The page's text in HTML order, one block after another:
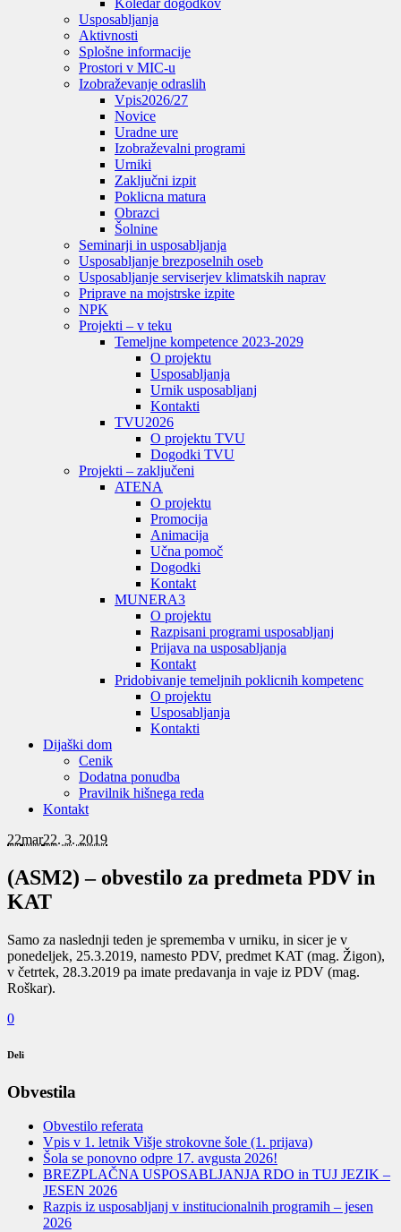
Koledar dogodkov
Usposabljanja
Aktivnosti
Splošne informacije
Prostori v MIC-u
Izobraževanje odraslih
Vpis2026/27
Novice
Uradne ure
Izobraževalni programi
Urniki
Zaključni izpit
Poklicna matura
Obrazci
Šolnine
Seminarji in usposabljanja
Usposabljanje brezposelnih oseb
Usposabljanje serviserjev klimatskih naprav
Priprave na mojstrske izpite
NPK
Projekti – v teku
Temeljne kompetence 2023-2029
O projektu
Usposabljanja
Urnik usposabljanj
Kontakti
TVU2026
O projektu TVU
Dogodki TVU
Projekti – zaključeni
ATENA
O projektu
Promocija
Animacija
Učna pomoč
Dogodki
Kontakt
MUNERA3
O projektu
Razpisani programi usposabljanj
Prijava na usposabljanja
Kontakt
Pridobivanje temeljnih poklicnih kompetenc
O projektu
Usposabljanja
Kontakti
Dijaški dom
Cenik
Dodatna ponudba
Pravilnik hišnega reda
Kontakt
22mar22. 3. 2019
(ASM2) – obvestilo za predmeta PDV in
KAT
Samo za naslednji teden je sprememba v urniku, in sicer je v
ponedeljek, 25.3.2019, namesto PDV, predmet KAT (mag. Žigon),
v četrtek, 28.3.2019 pa imate predavanja in vaje iz PDV (mag.
Roškar).
0
Deli
Obvestila
Obvestilo referata
Vpis v 1. letnik Višje strokovne šole (1. prijava)
Šola se ponovno odpre 17. avgusta 2026!
BREZPLAČNA USPOSABLJANJA RDO in TUJ JEZIK –
JESEN 2026
Razpis iz usposabljanj v institucionalnih programih – jesen
2026